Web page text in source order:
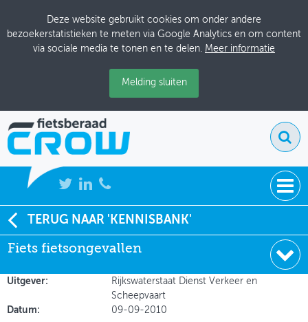
Deze website gebruikt cookies om onder andere
bezoekerstatistieken te meten via Google Analytics en om content
via sociale media te tonen en te delen. Meer informatie
Melding sluiten
NIEUWS
BIJEENKOMSTEN
KENNISBANK
ADRESSENBOEK
TERUG NAAR 'KENNISBANK'
Fiets fietsongevallen
Soort:
Notities
Auteur:
Paul Schepers - Rijkswaterstaat Dienst
Uitgever:
Rijkswaterstaat Dienst Verkeer en
Scheepvaart
Datum:
09-09-2010